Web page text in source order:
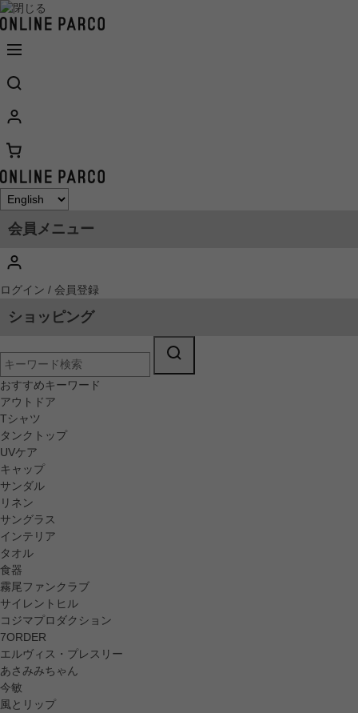
会員メニュー
ログイン / 会員登録
ショッピング
おすすめキーワード
アウトドア
Tシャツ
タンクトップ
UVケア
キャップ
サンダル
リネン
サングラス
インテリア
タオル
食器
霧尾ファンクラブ
サイレントヒル
コジマプロダクション
7ORDER
エルヴィス・プレスリー
あさみみちゃん
今敏
風とリップ